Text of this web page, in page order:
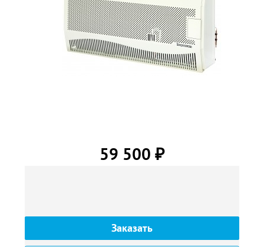
59 500 ₽
Заказать